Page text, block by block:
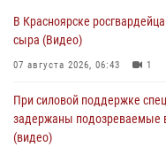
В Красноярске
сыра (Видео)
07 августа 2026, 06:43 1
При силовой поддержке
задержаны подозреваемые
(видео)